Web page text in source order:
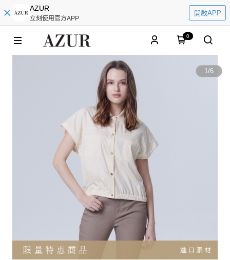
AZUR
立刻使用官方APP
開啟APP
0
1/6